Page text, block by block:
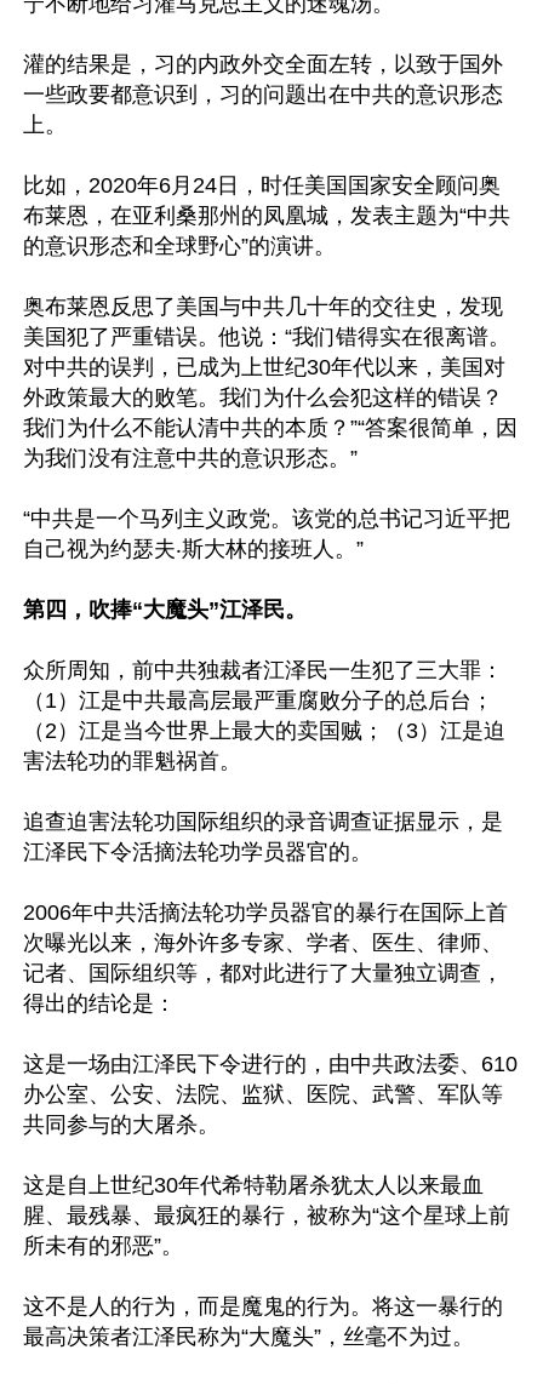
灌的结果是，习的内政外交全面左转，以致于国外
一些政要都意识到，习的问题出在中共的意识形态
上。
比如，2020年6月24日，时任美国国家安全顾问奥
布莱恩，在亚利桑那州的凤凰城，发表主题为“中共
的意识形态和全球野心”的演讲。
奥布莱恩反思了美国与中共几十年的交往史，发现
美国犯了严重错误。他说：“我们错得实在很离谱。
对中共的误判，已成为上世纪30年代以来，美国对
外政策最大的败笔。我们为什么会犯这样的错误？
我们为什么不能认清中共的本质？”“答案很简单，因
为我们没有注意中共的意识形态。”
“中共是一个马列主义政党。该党的总书记习近平把
自己视为约瑟夫‧斯大林的接班人。”
第四，吹捧“大魔头”江泽民。
众所周知，前中共独裁者江泽民一生犯了三大罪：
（1）江是中共最高层最严重腐败分子的总后台；
（2）江是当今世界上最大的卖国贼；（3）江是迫
害法轮功的罪魁祸首。
追查迫害法轮功国际组织的录音调查证据显示，是
江泽民下令活摘法轮功学员器官的。
2006年中共活摘法轮功学员器官的暴行在国际上首
次曝光以来，海外许多专家、学者、医生、律师、
记者、国际组织等，都对此进行了大量独立调查，
得出的结论是：
这是一场由江泽民下令进行的，由中共政法委、610
办公室、公安、法院、监狱、医院、武警、军队等
共同参与的大屠杀。
这是自上世纪30年代希特勒屠杀犹太人以来最血
腥、最残暴、最疯狂的暴行，被称为“这个星球上前
所未有的邪恶”。
这不是人的行为，而是魔鬼的行为。将这一暴行的
最高决策者江泽民称为“大魔头”，丝毫不为过。